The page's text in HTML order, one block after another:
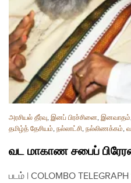
அரசியல் தீர்வு, இனப் பிரச்சினை, இனவாதம்
தமிழ்த் தேசியம், நல்லாட்சி, நல்லிணக்கம்,
வட மாகாண சபைப்
படம் | COLOMBO